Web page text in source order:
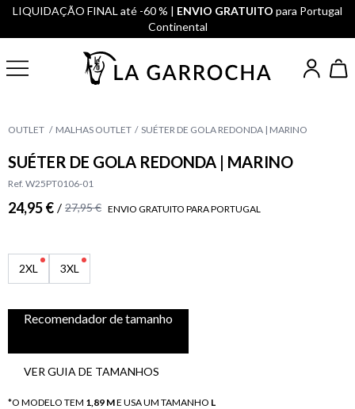
LIQUIDAÇÃO FINAL até -60 % | ENVIO GRATUITO para Portugal
Continental
OUTLET MALHAS OUTLET SUÉTER DE GOLA REDONDA | MARINO
SUÉTER DE GOLA REDONDA | MARINO
Ref. W25PT0106-01
24,95 € / 27,95 € ENVIO GRATUITO PARA PORTUGAL
2XL 3XL
Recomendador de tamanho
VER GUIA DE TAMANHOS
*O MODELO TEM 1,89 ME USA UM TAMANHO L